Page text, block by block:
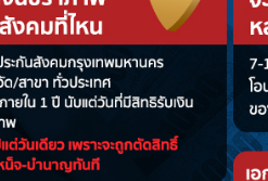
กฏหมาย
าย